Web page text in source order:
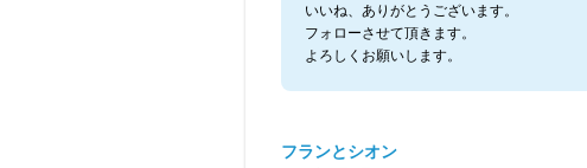
いいね、ありがとうございます。
フォローさせて頂きます。
よろしくお願いします。
フランとシオン